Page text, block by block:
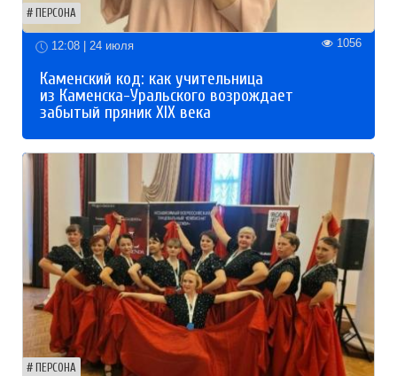
ПЕРСОНА
12:08 | 24 июля 1056
Каменский код: как учительница
из Каменска-Уральского возрождает
забытый пряник XIX века
ПЕРСОНА